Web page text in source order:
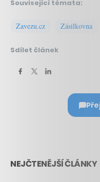
Související témata:
Zavezu.cz Zásilkovna
Sdílet článek
NEJČTENĚJŠÍ ČLÁNKY